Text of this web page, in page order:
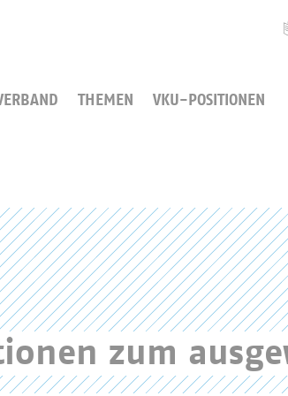
THEMEN VKU-POSITIONEN
zum